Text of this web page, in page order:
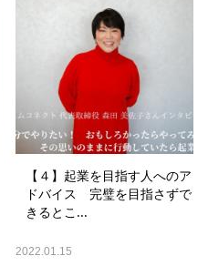
【４】起業を目指す人へのア
ドバイス 完璧を目指さずで
きるとこ...
2022.01.15